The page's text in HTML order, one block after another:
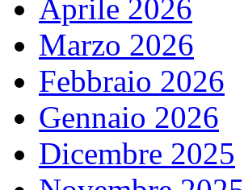
Aprile 2026
Marzo 2026
Febbraio 2026
Gennaio 2026
Dicembre 2025